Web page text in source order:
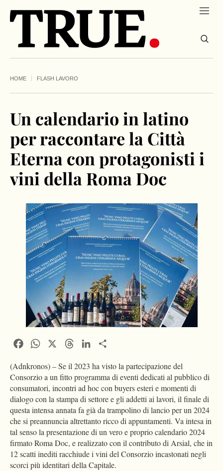
HOME FLASH LAVORO
Un calendario in latino
per raccontare la Città
Eterna con protagonisti i
vini della Roma Doc
FacebookWhatsApp ThreadsLinkedIn
(Adnkronos) – Se il 2023 ha visto la partecipazione del
Consorzio a un fitto programma di eventi dedicati al pubblico di
consumatori, incontri ad hoc con buyers esteri e momenti di
dialogo con la stampa di settore e gli addetti ai lavori, il finale di
questa intensa annata fa già da trampolino di lancio per un 2024
che si preannuncia altrettanto ricco di appuntamenti. Va intesa in
tal senso la presentazione di un vero e proprio calendario 2024
firmato Roma Doc, e realizzato con il contributo di Arsial, che in
12 scatti inediti racchiude i vini del Consorzio incastonati negli
scorci più identitari della Capitale.